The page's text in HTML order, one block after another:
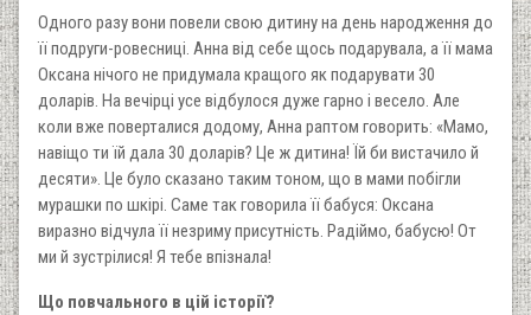
Одного разу вони повели свою дитину на день народження до
її подруги-ровесниці. Анна від себе щось подарувала, а її мама
Оксана нічого не придумала кращого як подарувати 30
доларів. На вечірці усе відбулося дуже гарно і весело. Але
коли вже поверталися додому, Анна раптом говорить: «Мамо,
навіщо ти їй дала 30 доларів? Це ж дитина! Їй би вистачило й
десяти». Це було сказано таким тоном, що в мами побігли
мурашки по шкірі. Саме так говорила її бабуся: Оксана
виразно відчула її незриму присутність. Радіймо, бабусю! От
ми й зустрілися! Я тебе впізнала!
Що повчального в цій історії?